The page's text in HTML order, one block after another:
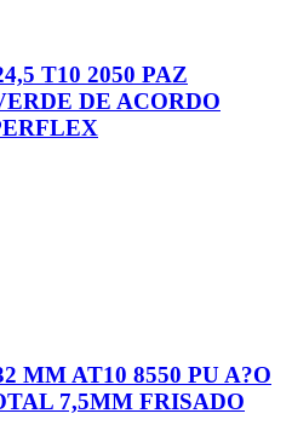
T10 2050 PAZ
DE ACORDO
MM AT10 8550 PU A?O
7,5MM FRISADO